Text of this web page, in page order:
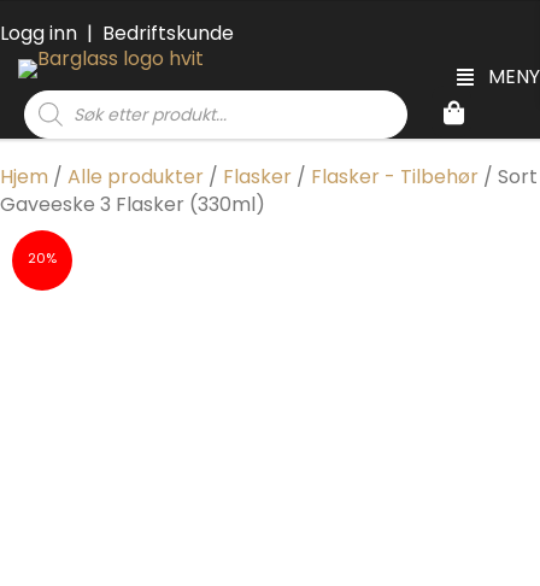
Logg inn | Bedriftskunde
MENY
Products
search
Hjem / Alle produkter / Flasker / Flasker - Tilbehør / Sort
Gaveeske 3 Flasker (330ml)
20%